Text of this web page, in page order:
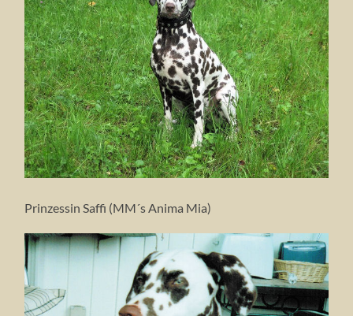
Prinzessin Saffi (MM´s Anima Mia)